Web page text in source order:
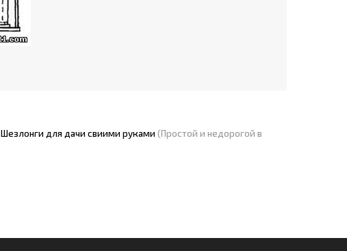
Шезлонги для дачи свиими руками (Простой и недорогой в